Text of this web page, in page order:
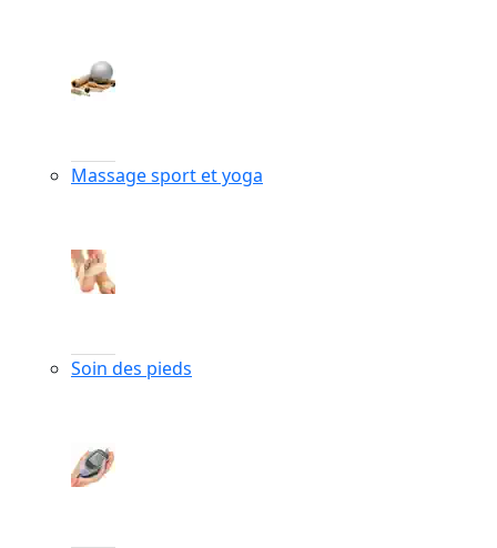
Massage sport et yoga
Soin des pieds